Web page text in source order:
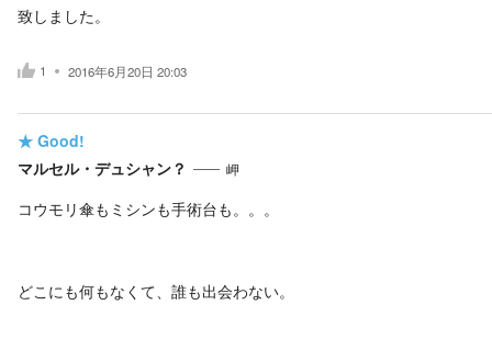
致しました。
1 2016年6月20日 20:03
★ Good!
マルセル・デュシャン？
岬
コウモリ傘もミシンも手術台も。。。
どこにも何もなくて、誰も出会わない。